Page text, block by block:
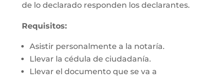
de lo declarado responden los declarantes.
Requisitos:
Asistir personalmente a la notaría.
Llevar la cédula de ciudadanía.
Llevar el documento que se va a